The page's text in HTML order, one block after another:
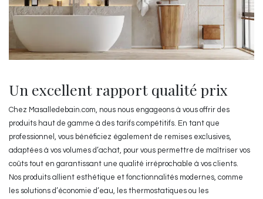
Un excellent rapport qualité prix
Chez Masalledebain.com, nous nous engageons à vous offrir des
produits haut de gamme à des tarifs compétitifs. En tant que
professionnel, vous bénéficiez également de remises exclusives,
adaptées à vos volumes d’achat, pour vous permettre de maîtriser vos
coûts tout en garantissant une qualité irréprochable à vos clients.
Nos produits allient esthétique et fonctionnalités modernes, comme
les solutions d’économie d’eau, les thermostatiques ou les